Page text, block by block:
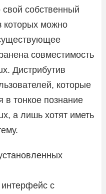
собственный
которых можно
совместимость
Дистрибутив
которые
в тонкое познание
а лишь хотят иметь
с